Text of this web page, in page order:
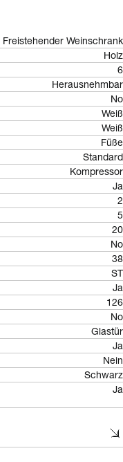
Freistehender Weinschrank
Holz
6
Herausnehmbar
No
Weiß
Weiß
Füße
Standard
Kompressor
Ja
2
5
20
No
38
ST
Ja
126
No
Glastür
Ja
Nein
Schwarz
Ja